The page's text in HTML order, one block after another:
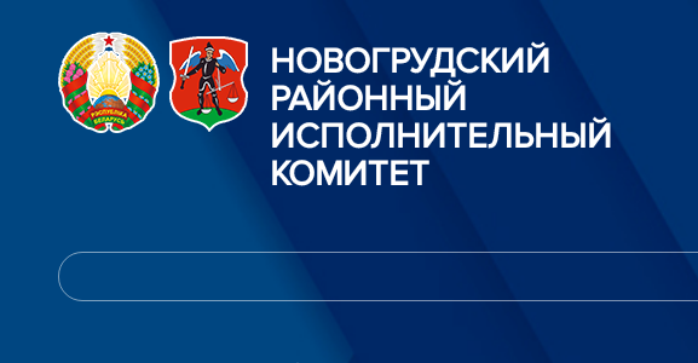
НОВОГРУДСКИЙ
РАЙОННЫЙ
ИСПОЛНИТЕЛЬНЫЙ
КОМИТЕТ